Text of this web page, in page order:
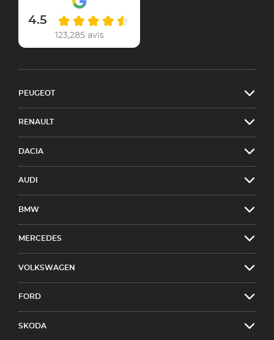
4.5
123,285 avis
PEUGEOT
RENAULT
DACIA
AUDI
BMW
MERCEDES
VOLKSWAGEN
FORD
SKODA